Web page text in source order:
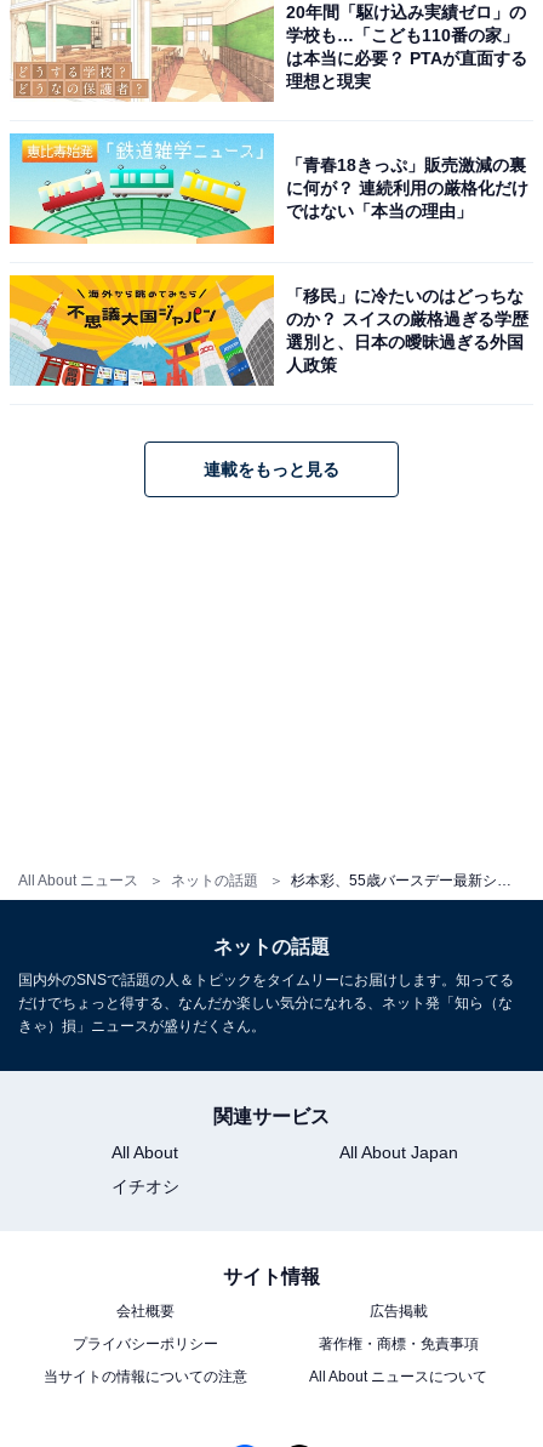
All About ニュース ネットの話題 杉本彩、55歳バースデー最新ショット公開！ 「強くパワフルで心の芯から全てが美しい」「飾らない笑顔にホットします」
20年間「駆け込み実績ゼロ」の
学校も…「こども110番の家」
は本当に必要？ PTAが直面する
理想と現実
「青春18きっぷ」販売激減の裏
に何が？ 連続利用の厳格化だけ
ではない「本当の理由」
「移民」に冷たいのはどっちな
のか？ スイスの厳格過ぎる学歴
選別と、日本の曖昧過ぎる外国
人政策
連載をもっと見る
ネットの話題
国内外のSNSで話題の人＆トピックをタイムリーにお届けします。知ってる
だけでちょっと得する、なんだか楽しい気分になれる、ネット発「知ら（な
きゃ）損」ニュースが盛りだくさん。
関連サービス
All About
All About Japan
イチオシ
サイト情報
会社概要
広告掲載
プライバシーポリシー
著作権・商標・免責事項
当サイトの情報についての注意
All About ニュースについて